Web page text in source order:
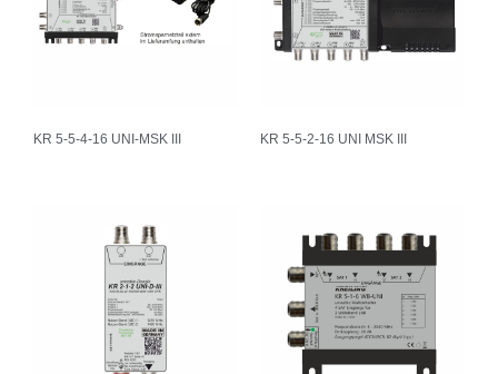
KR 5-5-4-16 UNI-MSK III KR 5-5-2-16 UNI MSK III